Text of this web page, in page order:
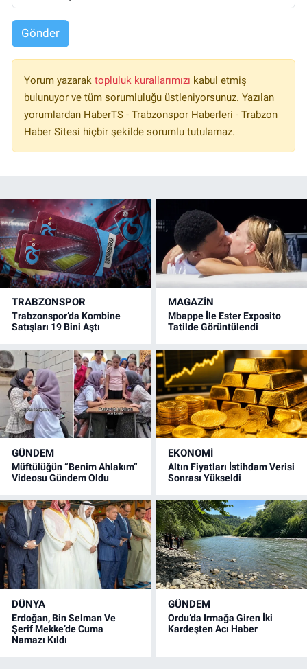
Gönder
Yorum yazarak topluluk kurallarımızı kabul etmiş
bulunuyor ve tüm sorumluluğu üstleniyorsunuz. Yazılan
yorumlardan HaberTS - Trabzonspor Haberleri - Trabzon
Haber Sitesi hiçbir şekilde sorumlu tutulamaz.
TRABZONSPOR
Trabzonspor’da Kombine
Satışları 19 Bini Aştı
MAGAZİN
Mbappe İle Ester Exposito
Tatilde Görüntülendi
GÜNDEM
Müftülüğün “Benim Ahlakım”
Videosu Gündem Oldu
EKONOMİ
Altın Fiyatları İstihdam Verisi
Sonrası Yükseldi
DÜNYA
Erdoğan, Bin Selman Ve
Şerif Mekke’de Cuma
Namazı Kıldı
GÜNDEM
Ordu’da Irmağa Giren İki
Kardeşten Acı Haber